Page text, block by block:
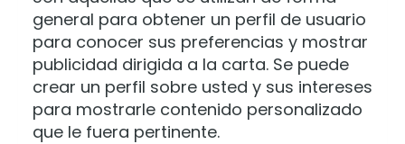
general para obtener un perfil de usuario
para conocer sus preferencias y mostrar
publicidad dirigida a la carta. Se puede
crear un perfil sobre usted y sus intereses
para mostrarle contenido personalizado
que le fuera pertinente.